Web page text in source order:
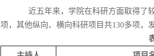
近五年来，学院在科研方面取得了
项，其他纵向、横向科研项目共130多项，